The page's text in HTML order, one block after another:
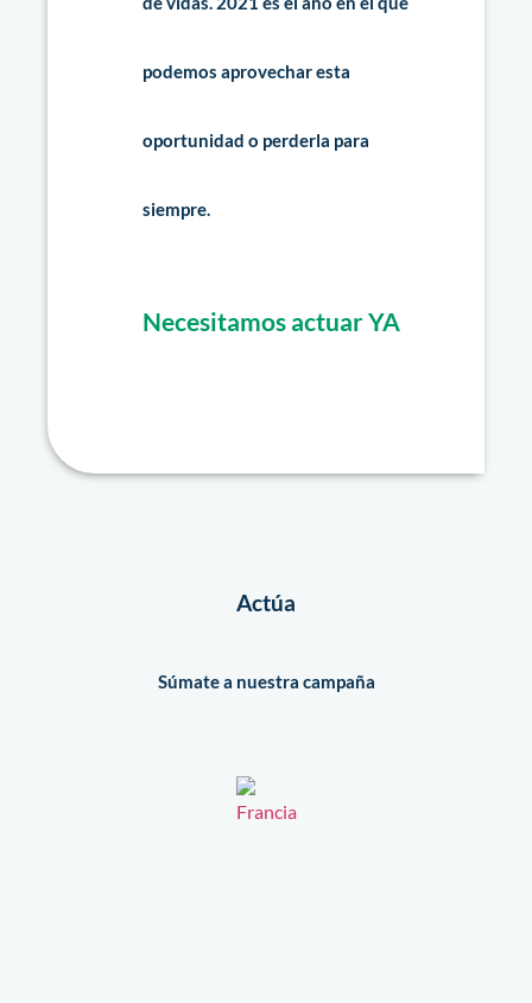
podemos aprovechar esta
oportunidad o perderla para
siempre.
Necesitamos actuar YA
Actúa
Súmate a nuestra campaña